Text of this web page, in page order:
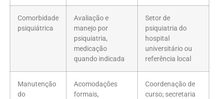
Comorbidade
psiquiátrica
Avaliação e
manejo por
psiquiatria,
medicação
quando indicada
Setor de
psiquiatria do
hospital
universitário ou
referência local
Manutenção
do
Acomodações
formais,
Coordenação de
curso; secretaria